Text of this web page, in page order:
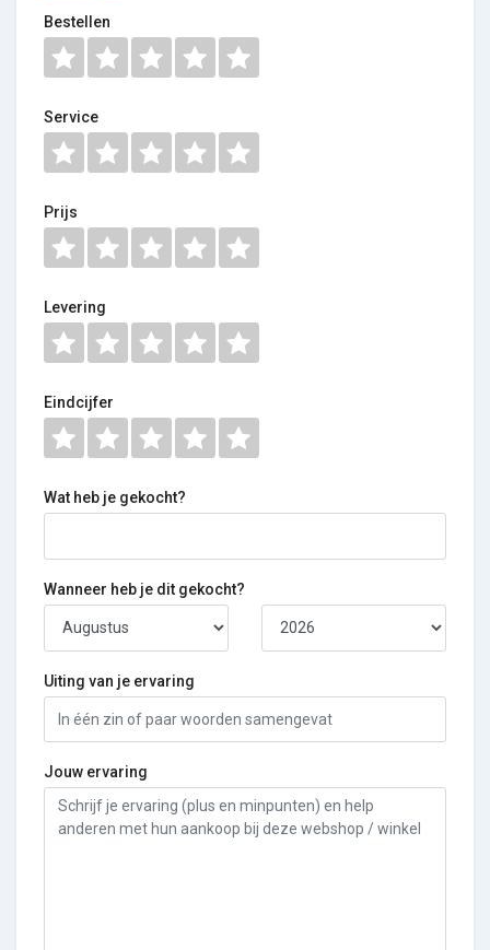
Bestellen
Service
Prijs
Levering
Eindcijfer
Wat heb je gekocht?
Wanneer heb je dit gekocht?
Uiting van je ervaring
Jouw ervaring